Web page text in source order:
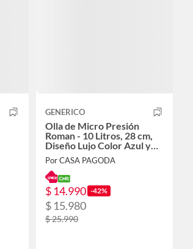
GENERICO
Olla de Micro Presión
Roman - 10 Litros, 28 cm,
Diseño Lujo Color Azul y
Tapa de Vidrio
Por CASA PAGODA
$ 14.990 -42%
$ 15.980
$ 25.990